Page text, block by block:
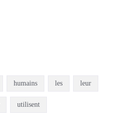
humains les leur
utilisent